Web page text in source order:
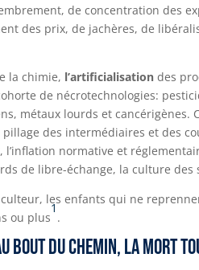
de concentration des
des prix, de jachères, de
la chimie, l’artificialisation des
de nécrotechnologies:
métaux lourds et cancérigènes.
pillage des intermédiaires et des
normative et
de libre-échange, la culture des
les enfants qui ne
ou plus
1
.
bout du chemin, la mort